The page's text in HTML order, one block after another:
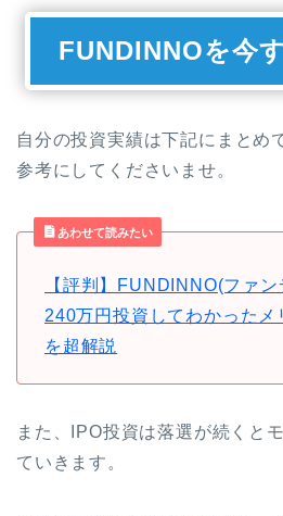
FUNDINNOを今
自分の投資実績は下記にまとめ
参考にしてくださいませ。
あわせて読みたい
【評判】FUNDINNO(ファ
240万円投資してわかったメ
を超解説
また、IPO投資は落選が続くと
ていきます。